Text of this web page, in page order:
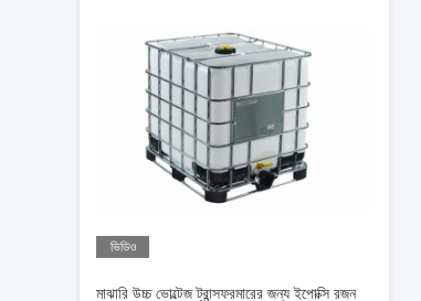
ভিডিও
মাঝারি উচ্চ ভোল্টেজ ট্রান্সফরমারের জন্য ইপোক্সি রজন